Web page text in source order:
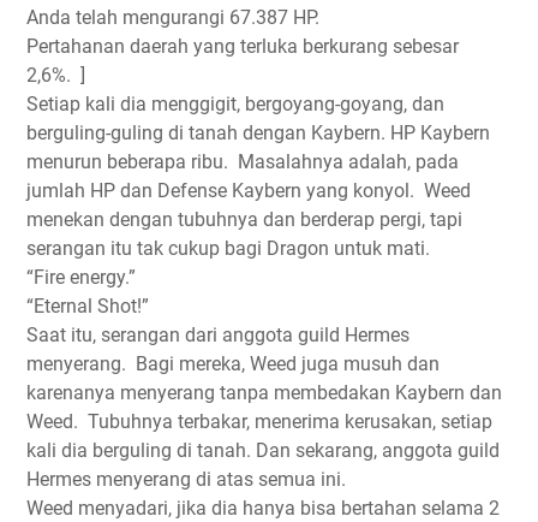
Anda telah mengurangi 67.387 HP.
Pertahanan daerah yang terluka berkurang sebesar
2,6%. ]
Setiap kali dia menggigit, bergoyang-goyang, dan
berguling-guling di tanah dengan Kaybern. HP Kaybern
menurun beberapa ribu. Masalahnya adalah, pada
jumlah HP dan Defense Kaybern yang konyol. Weed
menekan dengan tubuhnya dan berderap pergi, tapi
serangan itu tak cukup bagi Dragon untuk mati.
“Fire energy.”
“Eternal Shot!”
Saat itu, serangan dari anggota guild Hermes
menyerang. Bagi mereka, Weed juga musuh dan
karenanya menyerang tanpa membedakan Kaybern dan
Weed. Tubuhnya terbakar, menerima kerusakan, setiap
kali dia berguling di tanah. Dan sekarang, anggota guild
Hermes menyerang di atas semua ini.
Weed menyadari, jika dia hanya bisa bertahan selama 2